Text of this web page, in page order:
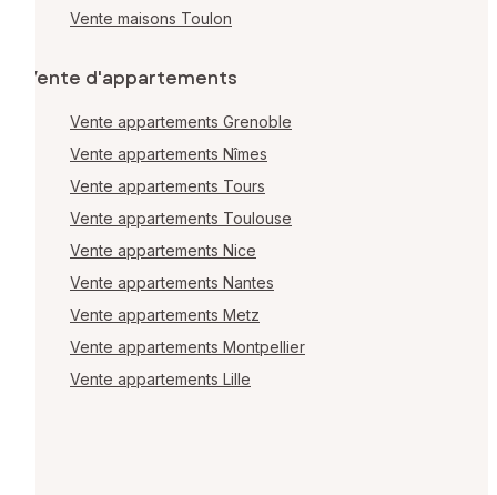
Vente maisons Toulon
Vente d'appartements
Vente appartements Grenoble
Vente appartements Nîmes
Vente appartements Tours
Vente appartements Toulouse
Vente appartements Nice
Vente appartements Nantes
Vente appartements Metz
Vente appartements Montpellier
Vente appartements Lille